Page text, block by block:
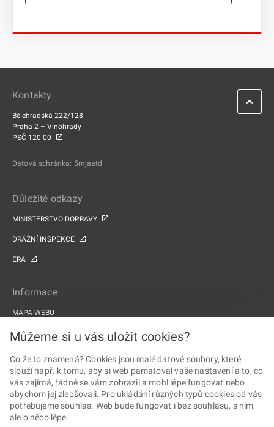
Kontakty
Bělehradská 222/128
Praha 2 – Vinohrady
PSČ 120 00
Datová schránka: 5mjaatd
Důležité odkazy
MINISTERSTVO DOPRAVY
DRÁŽNÍ INSPEKCE
ERA
Informace
MAPA WEBU
PROHLÁŠENÍ O PŘÍSTUPNOSTI
PROJEKTY EU
Sledujte Drážní úřad
Můžeme si u vás uložit cookies?
Co že to znamená? Cookies jsou malé datové soubory, které
slouží např. k tomu, aby si web pamatoval vaše nastavení a to, co
vás zajímá, řádně se vám zobrazil a mohl lépe fungovat nebo
abychom jej zlepšovali. Pro ukládání různých typů cookies od vás
potřebujeme souhlas. Web bude fungovat i bez souhlasu, s ním
ale o něco lépe.